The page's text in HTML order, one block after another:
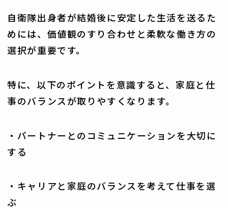
自衛隊出身者が結婚後に安定した生活を送るた
めには、価値観のすり合わせと柔軟な働き方の
選択が重要です。
特に、以下のポイントを意識すると、家庭と仕
事のバランスが取りやすくなります。
・パートナーとのコミュニケーションを大切に
する
・キャリアと家庭のバランスを考えて仕事を選
ぶ